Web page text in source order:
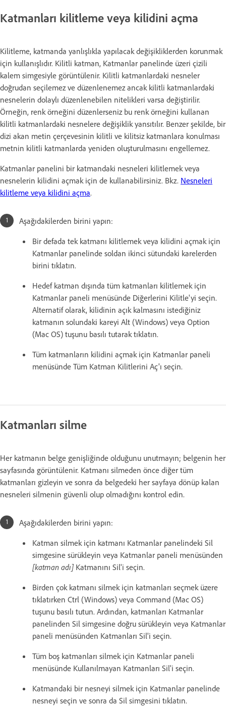
Katmanları kilitleme veya kilidini açma
Kilitleme, katmanda yanlışlıkla yapılacak değişikliklerden korunmak
için kullanışlıdır. Kilitli katman, Katmanlar panelinde üzeri çizili
kalem simgesiyle görüntülenir. Kilitli katmanlardaki nesneler
doğrudan seçilemez ve düzenlenemez ancak kilitli katmanlardaki
nesnelerin dolaylı düzenlenebilen nitelikleri varsa değiştirilir.
Örneğin, renk örneğini düzenlerseniz bu renk örneğini kullanan
kilitli katmanlardaki nesnelere değişiklik yansıtılır. Benzer şekilde, bir
dizi akan metin çerçevesinin kilitli ve kilitsiz katmanlara konulması
metnin kilitli katmanlarda yeniden oluşturulmasını engellemez.
Katmanlar panelini bir katmandaki nesneleri kilitlemek veya
nesnelerin kilidini açmak için de kullanabilirsiniz. Bkz. Nesneleri
kilitleme veya kilidini açma.
Aşağıdakilerden birini yapın:
Bir defada tek katmanı kilitlemek veya kilidini açmak için
Katmanlar panelinde soldan ikinci sütundaki karelerden
birini tıklatın.
Hedef katman dışında tüm katmanları kilitlemek için
Katmanlar paneli menüsünde Diğerlerini Kilitle'yi seçin.
Alternatif olarak, kilidinin açık kalmasını istediğiniz
katmanın solundaki kareyi Alt (Windows) veya Option
(Mac OS) tuşunu basılı tutarak tıklatın.
Tüm katmanların kilidini açmak için Katmanlar paneli
menüsünde Tüm Katman Kilitlerini Aç'ı seçin.
Katmanları silme
Her katmanın belge genişliğinde olduğunu unutmayın; belgenin her
sayfasında görüntülenir. Katmanı silmeden önce diğer tüm
katmanları gizleyin ve sonra da belgedeki her sayfaya dönüp kalan
nesneleri silmenin güvenli olup olmadığını kontrol edin.
Aşağıdakilerden birini yapın:
Katman silmek için katmanı Katmanlar panelindeki Sil
simgesine sürükleyin veya Katmanlar paneli menüsünden
[katman adı] Katmanını Sil'i seçin.
Birden çok katmanı silmek için katmanları seçmek üzere
tıklatırken Ctrl (Windows) veya Command (Mac OS)
tuşunu basılı tutun. Ardından, katmanları Katmanlar
panelinden Sil simgesine doğru sürükleyin veya Katmanlar
paneli menüsünden Katmanları Sil'i seçin.
Tüm boş katmanları silmek için Katmanlar paneli
menüsünde Kullanılmayan Katmanları Sil'i seçin.
Katmandaki bir nesneyi silmek için Katmanlar panelinde
nesneyi seçin ve sonra da Sil simgesini tıklatın.